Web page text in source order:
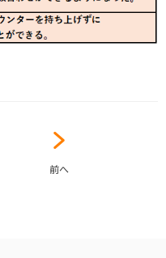
前へ